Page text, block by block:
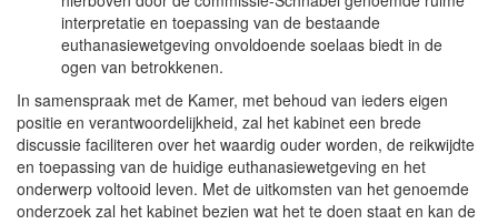
interpretatie en toepassing van de bestaande
euthanasiewetgeving onvoldoende soelaas biedt in de
ogen van betrokkenen.
In samenspraak met de Kamer, met behoud van ieders eigen
positie en verantwoordelijkheid, zal het kabinet een brede
discussie faciliteren over het waardig ouder worden, de reikwijdte
en toepassing van de huidige euthanasiewetgeving en het
onderwerp voltooid leven. Met de uitkomsten van het genoemde
onderzoek zal het kabinet bezien wat het te doen staat en kan de